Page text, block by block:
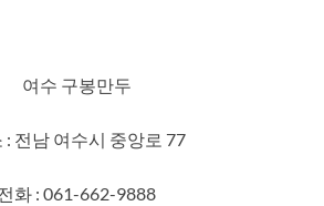
여수 구봉만두
: 전남 여수시 중앙로 77
화 : 061-662-9888